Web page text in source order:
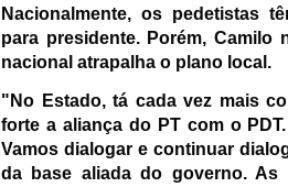
Nacionalmente, os pedetistas
para presidente. Porém, Camilo
nacional atrapalha o plano local.
"No Estado, tá cada vez mais
forte a aliança do PT com o
Vamos dialogar e continuar
da base aliada do governo. As